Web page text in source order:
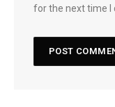
for the next time I